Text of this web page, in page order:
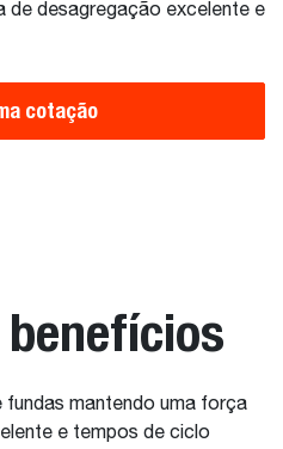
de desagregação excelente e
cotação
fundas mantendo uma força
e tempos de ciclo